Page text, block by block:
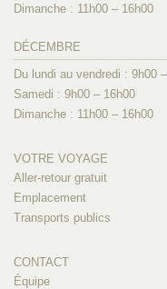
Dimanche : 11h00 – 16h00
DÉCEMBRE
Du lundi au vendredi : 9h00
Samedi : 9h00 – 16h00
Dimanche : 11h00 – 16h00
VOTRE VOYAGE
Aller-retour gratuit
Emplacement
Transports publics
CONTACT
Équipe